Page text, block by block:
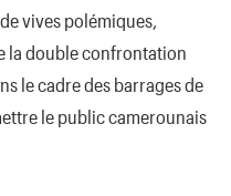
vives polémiques,
la double confrontation
le cadre des barrages de
le public camerounais